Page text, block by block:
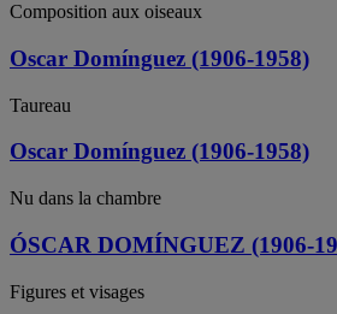
Composition aux oiseaux
Oscar Domínguez (1906-1958)
Taureau
Oscar Domínguez (1906-1958)
Nu dans la chambre
ÓSCAR DOMÍNGUEZ (1906-
Figures et visages